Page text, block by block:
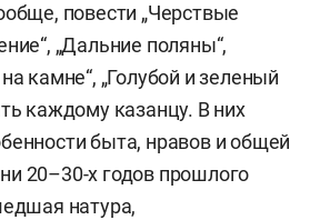
повести „Черствые
„Дальние поляны“,
камне“, „Голубой и зеленый
каждому казанцу. В них
быта, нравов и общей
20–30-х годов прошлого
натура,